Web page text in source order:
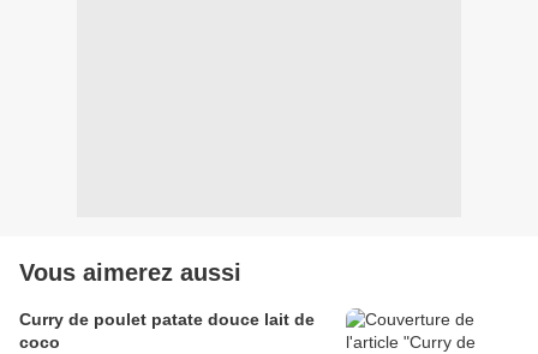
Vous aimerez aussi
Curry de poulet patate douce lait de
coco